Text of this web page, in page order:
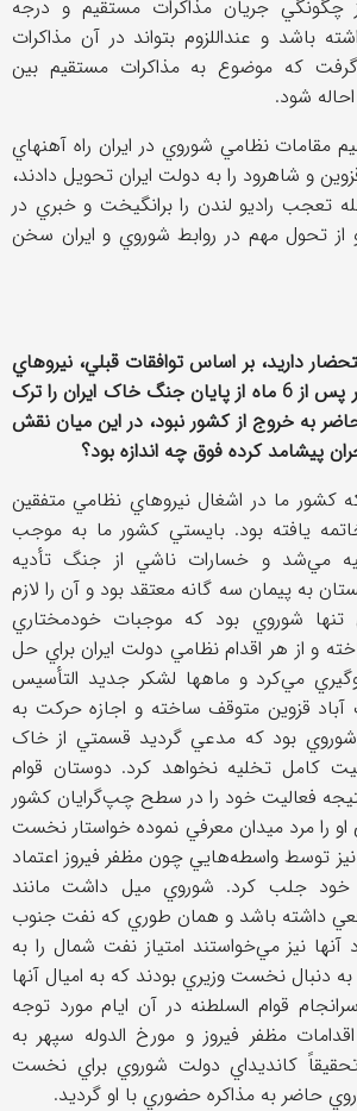
چگونگي جريان مذاکرات مستقيم و درجه
باشد و عنداللزوم بتواند در آن مذاکرات
که موضوع به مذاکرات مستقيم بين
شود.
مقامات نظامي شوروي در ايران راه آهنهاي
و شاهرود را به دولت ايران تحويل دادند،
تعجب راديو لندن را برانگيخت و خبري در
و از تحول مهم در روابط شوروي و ايران سخن
داريد، بر اساس توافقات قبلي، نيروهاي
متفقين مي‌بايد حداکثر پس از 6 ماه از پايان جنگ خاک ايران را ترک
به خروج از کشور نبود، در اين ميان نقش
پيشامد کرده فوق چه اندازه بود؟
کشور ما در اشغال نيروهاي نظامي متفقين
يافته بود. بايستي کشور ما به موجب
مي‌شد و خسارات ناشي از جنگ تأديه
به پيمان سه گانه معتقد بود و آن را لازم
تنها شوروي بود که موجبات خودمختاري
و از هر اقدام نظامي دولت ايران براي حل
مي‌کرد و ماهها لشکر جديد التأسيس
آباد قزوين متوقف ساخته و اجازه حرکت به
شوروي بود که مدعي گرديد قسمتي از خاک
کامل تخليه نخواهد کرد. دوستان قوام
فعاليت خود را در سطح چپ‌گرايان کشور
او را مرد ميدان معرفي نموده خواستار نخست
توسط واسطه‌هایي چون مظفر فيروز اعتماد
خود جلب کرد. شوروي ميل داشت مانند
داشته باشد و همان طوري که نفت جنوب
آنها نيز مي‌خواستند امتياز نفت شمال را به
به دنبال نخست وزيري بودند که به اميال آنها
قوام السلطنه در آن ايام مورد توجه
مظفر فيروز و مورخ الدوله سپهر به
کانديداي دولت شوروي براي نخست
حاضر به مذاکره حضوري با او گرديد.